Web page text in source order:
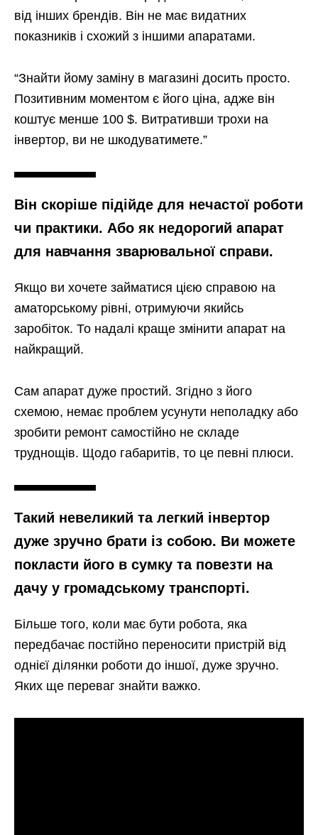
від інших брендів. Він не має видатних
показників і схожий з іншими апаратами.
“Знайти йому заміну в магазині досить просто.
Позитивним моментом є його ціна, адже він
коштує менше 100 $. Витративши трохи на
інвертор, ви не шкодуватимете.”
Він скоріше підійде для нечастої роботи
чи практики. Або як недорогий апарат
для навчання зварювальної справи.
Якщо ви хочете займатися цією справою на
аматорському рівні, отримуючи якийсь
заробіток. То надалі краще змінити апарат на
найкращий.
Сам апарат дуже простий. Згідно з його
схемою, немає проблем усунути неполадку або
зробити ремонт самостійно не складе
труднощів. Щодо габаритів, то це певні плюси.
Такий невеликий та легкий інвертор
дуже зручно брати із собою. Ви можете
покласти його в сумку та повезти на
дачу у громадському транспорті.
Більше того, коли має бути робота, яка
передбачає постійно переносити пристрій від
однієї ділянки роботи до іншої, дуже зручно.
Яких ще переваг знайти важко.